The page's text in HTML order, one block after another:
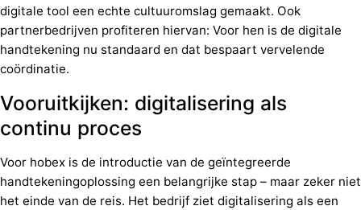
digitale tool een echte cultuuromslag gemaakt. Ook
partnerbedrijven profiteren hiervan: Voor hen is de digitale
handtekening nu standaard en dat bespaart vervelende
coördinatie.
Vooruitkijken: digitalisering als
continu proces
Voor hobex is de introductie van de geïntegreerde
handtekeningoplossing een belangrijke stap – maar zeker niet
het einde van de reis. Het bedrijf ziet digitalisering als een